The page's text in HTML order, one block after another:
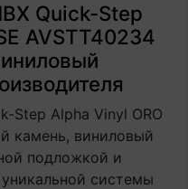
Quick-Step
AVSTT40234
Step Alpha Vinyl ORO
камень, виниловый
подложкой и
системы